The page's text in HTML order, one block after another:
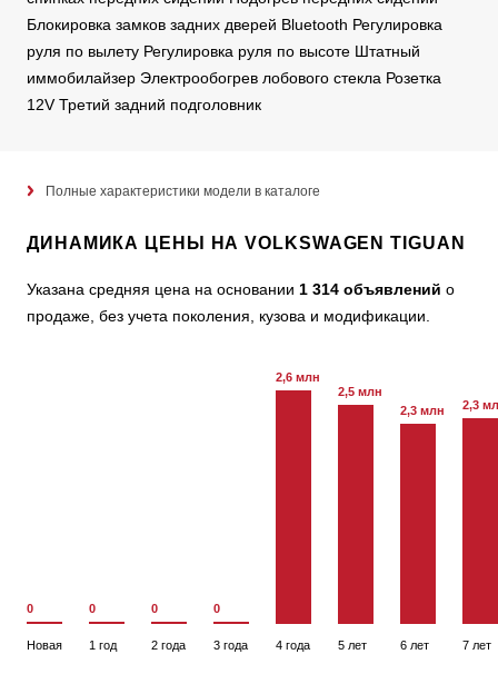
Блокировка замков задних дверей Bluetooth Регулировка
руля по вылету Регулировка руля по высоте Штатный
иммобилайзер Электрообогрев лобового стекла Розетка
12V Третий задний подголовник
Полные характеристики модели в каталоге
ДИНАМИКА ЦЕНЫ НА VOLKSWAGEN TIGUAN
Указана средняя цена на основании 1 314 объявлений о
продаже, без учета поколения, кузова и модификации.
0
Новая
0
1 год
0
2 года
0
3 года
2,6 млн
4 года
2,5 млн
5 лет
2,3 млн
6 лет
2,3
7 лет